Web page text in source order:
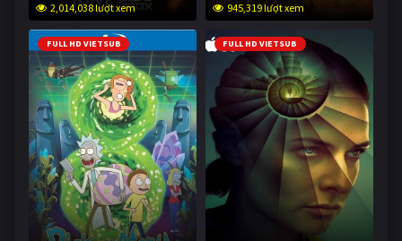
2,014,038 lượt xem
945,319 lượt xem
FULL HD VIETSUB FULL HD VIETSUB